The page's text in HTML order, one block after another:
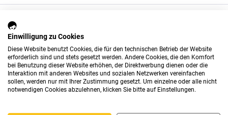
*
Mehrwertsteuer sowie zzgl.
Nachnahmegebühren, sofern nicht anders beschrieben.
Das Angebot dieses Shops richtet sich ausschließlich an gewerbliche
Kunden.Der Mindestbestellwert beträgt 75 Euro.
Newsletter Über uns
Kontakt
Einwilligung zu Cookies
Diese Website benutzt Cookies, die für den technischen Betrieb der Website
erforderlich sind und stets gesetzt werden. Andere Cookies, die den Komfort
bei Benutzung dieser Website erhöhen, der Direktwerbung dienen oder die
Interaktion mit anderen Websites und sozialen Netzwerken vereinfachen
sollen, werden nur mit Ihrer Zustimmung gesetzt. Um einzelne oder alle nicht
notwendigen Cookies abzulehnen, klicken Sie bitte auf Einstellungen.